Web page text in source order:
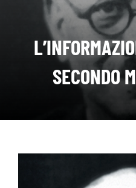
ABOUT US
RECENSIONI
OFF TOPIC
SECONDO